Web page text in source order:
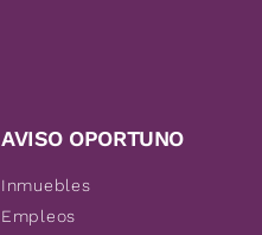
AVISO OPORTUNO
Inmuebles
Empleos